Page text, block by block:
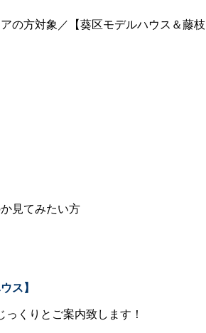
見てみたい方
ス】
くりとご案内致します！